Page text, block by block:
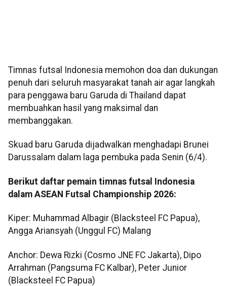
Timnas futsal Indonesia memohon doa dan dukungan
penuh dari seluruh masyarakat tanah air agar langkah
para penggawa baru Garuda di Thailand dapat
membuahkan hasil yang maksimal dan
membanggakan.
Skuad baru Garuda dijadwalkan menghadapi Brunei
Darussalam dalam laga pembuka pada Senin (6/4).
Berikut daftar pemain timnas futsal Indonesia
dalam ASEAN Futsal Championship 2026:
Kiper: Muhammad Albagir (Blacksteel FC Papua),
Angga Ariansyah (Unggul FC) Malang
Anchor: Dewa Rizki (Cosmo JNE FC Jakarta), Dipo
Arrahman (Pangsuma FC Kalbar), Peter Junior
(Blacksteel FC Papua)